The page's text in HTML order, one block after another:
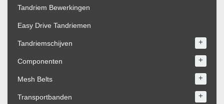
Tandriem Bewerkingen
Easy Drive Tandriemen
Tandriemschijven +
Componenten +
Mesh Belts +
Transportbanden +